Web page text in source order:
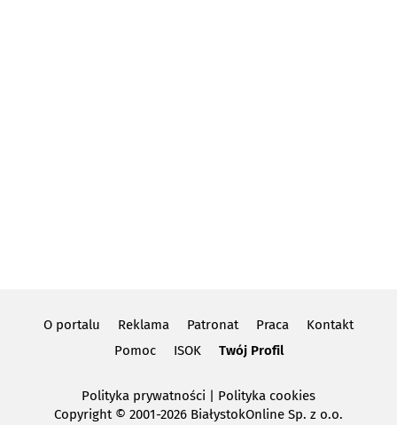
O portalu Reklama Patronat Praca
Kontakt
Pomoc
ISOK Twój Profil
Polityka prywatności
Polityka cookies
Copyright© 2001-2026 BiałystokOnline Sp. z o.o.